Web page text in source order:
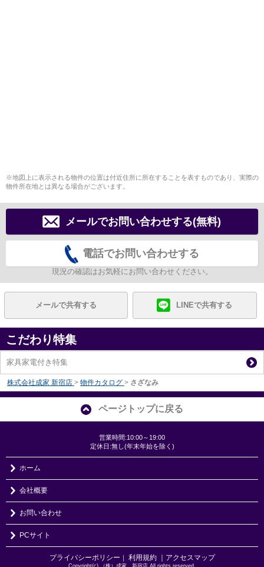
※地図上に表示される物件の位置は付近住所に所在することを表すものであり、実際の
物件所在地とは異なる場合がございます。
メールでお問い合わせする(無料)
電話でお問い合わせする
現況の確認はお気軽にお問い合わせください。
メールで共有する LINEで共有する
こだわり特集
家具家電付き特集
株式会社成家 新宿店 > 物件カタログ > さざなみ
ページトップに戻る
営業時間:10:00～19:00
定休日:無し(年末年始を除く)
ホーム
会社概要
お問い合わせ
PCサイト
プライバシーポリシー 利用規約 ｜アクセスマップ